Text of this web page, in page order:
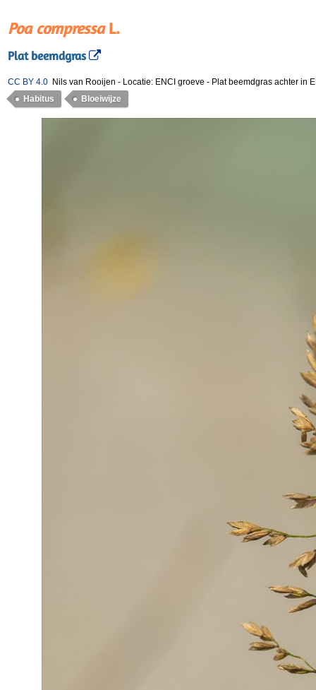
Poa compressaL.
Plat beemdgras
CC BY 4.0 Nils van Rooijen - Locatie: ENCI groeve - Plat beemdgras achter in
Habitus
Bloeiwijze